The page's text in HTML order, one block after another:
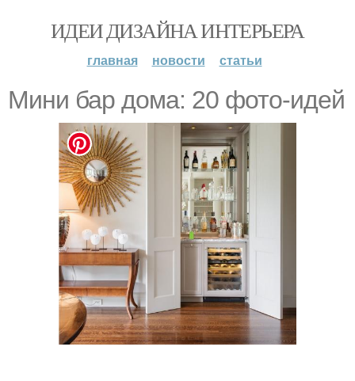
ИДЕИ ДИЗАЙНА ИНТЕРЬЕРА
главная новости статьи
Мини бар дома: 20 фото-идей